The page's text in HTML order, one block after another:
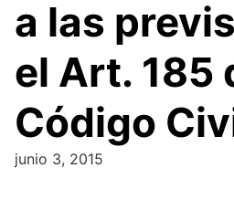
a las
el Art. 185
Código
junio 3, 2015